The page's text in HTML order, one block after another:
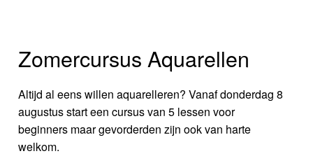
Zomercursus Aquarellen
Altijd al eens willen aquarelleren? Vanaf donderdag 8
augustus start een cursus van 5 lessen voor
beginners maar gevorderden zijn ook van harte
welkom.